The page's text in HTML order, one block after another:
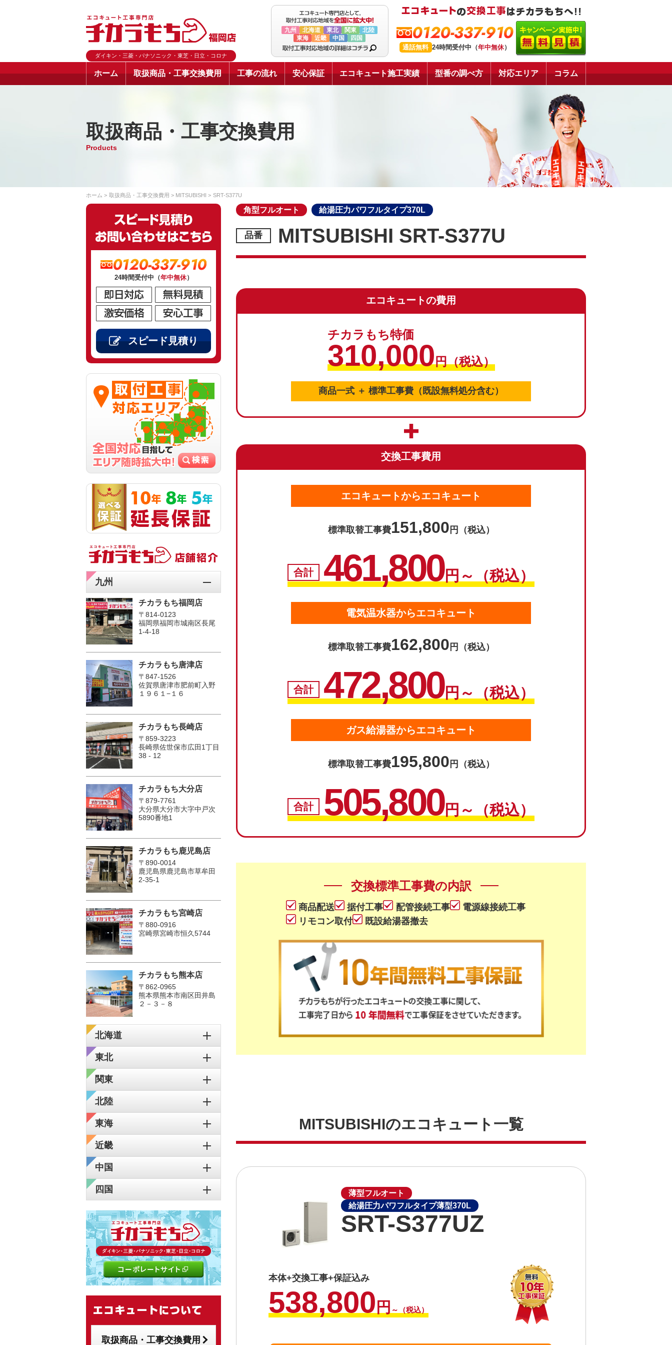
ダイキン・三菱・パナソニック・東芝・日立・コロナ
九州 北海道 東北 関東
北陸
東海
近畿 中国 四国 0120-337-910
通話無料 24時間受付中（年中無休）
ホーム 取扱商品・工事交換費用 工事の流れ 安心保証 エコキュート施工実績 型番の調べ方 対応エリア コラム
取扱商品・工事交換費用
Products
ホーム 取扱商品・工事交換費用 MITSUBISHI SRT-S377U
角型フルオート 給湯圧力パワフルタイプ370L
MITSUBISHI SRT-S377U
エコキュートの費用
チカラもち特価
310,000円（税込）
商品一式 ＋ 標準工事費（既設無料処分含む）
交換工事費用
エコキュートからエコキュート
標準取替工事費151,800 円（税込）
合計 461,800円～（税込）
電気温水器からエコキュート
標準取替工事費162,800 円（税込）
合計 472,800円～（税込）
ガス給湯器からエコキュート
標準取替工事費195,800 円（税込）
合計 505,800円～（税込）
交換標準工事費の内訳
商品配送 据付工事 配管接続工事
電源線接続工事
リモコン取付
既設給湯器撤去
MITSUBISHIのエコキュート一覧
薄型フルオート
給湯圧力パワフルタイプ薄型370L
SRT-S377UZ
本体+交換工事+保証込み
538,800 円 ～（税込）
0120-337-910
24時間受付中（年中無休）
スピード見積り
九州
チカラもち福岡店
〒814-0123
福岡県福岡市城南区長尾
1‐4‐18
チカラもち唐津店
〒847-1526
佐賀県唐津市肥前町入野
１９６１−１６
チカラもち長崎店
〒859-3223
長崎県佐世保市広田1丁目
38 - 12
チカラもち大分店
〒879-7761
大分県大分市大字中戸次
5890番地1
チカラもち鹿児島店
〒890-0014
鹿児島県鹿児島市草牟田
2-35-1
チカラもち宮崎店
〒880-0916
宮崎県宮崎市恒久5744
チカラもち熊本店
〒862-0965
熊本県熊本市南区田井島
２－３－８
北海道
東北
関東
北陸
東海
近畿
中国
四国
取扱商品・工事交換費用